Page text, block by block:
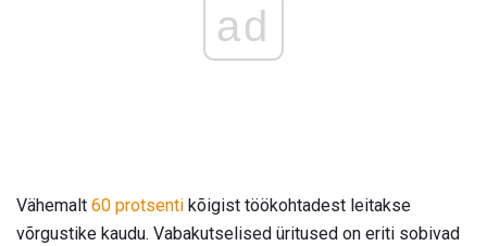
ad
Vähemalt 60 protsenti kõigist töökohtadest leitakse
võrgustike kaudu. Vabakutselised üritused on eriti sobivad